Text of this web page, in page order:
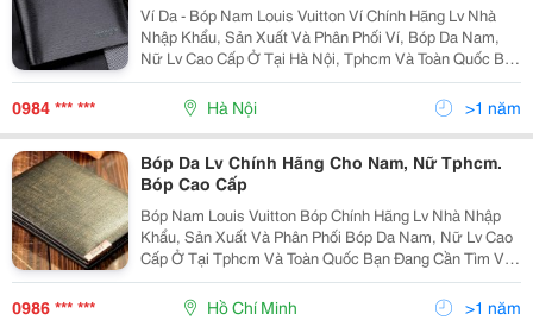
Ví Da - Bóp Nam Louis Vuitton Ví Chính Hãng Lv Nhà
Nhập Khẩu, Sản Xuất Và Phân Phối Ví, Bóp Da Nam,
Nữ Lv Cao Cấp Ở Tại Hà Nội, Tphcm Và Toàn Quốc Bạn
Đang Cần Tìm Và Mua Ví, Bóp Da Cao Cấp, Chính Hãng
0984 *** *** Hà Nội >1 năm
Bóp Da Lv Chính Hãng Cho Nam, Nữ Tphcm.
Bóp Cao Cấp
Bóp Nam Louis Vuitton Bóp Chính Hãng Lv Nhà Nhập
Khẩu, Sản Xuất Và Phân Phối Bóp Da Nam, Nữ Lv Cao
Cấp Ở Tại Tphcm Và Toàn Quốc Bạn Đang Cần Tìm Và
Mua Ví, Bóp Da Cao Cấp, Chính Hãng Hiệu Louis Vuitton
Lv Chính Hãng ? Bạn Không Biết Nơi B
0986 *** *** Hồ Chí Minh >1 năm